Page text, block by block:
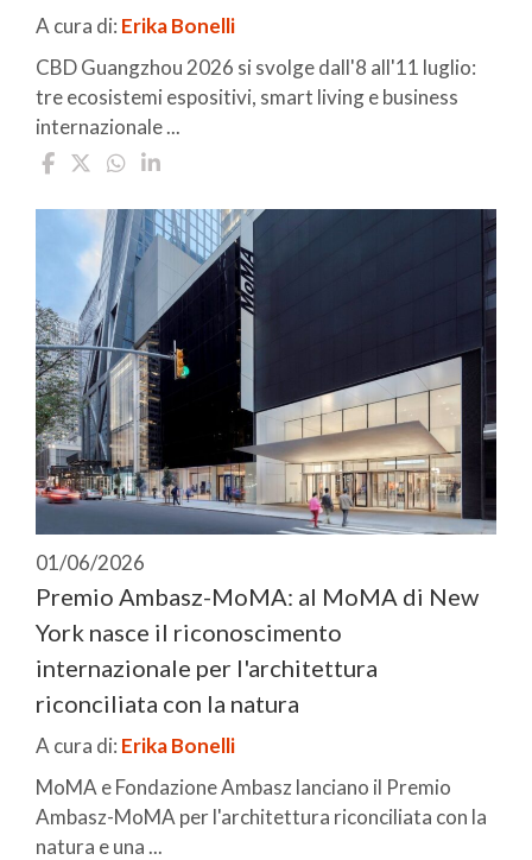
A cura di: Erika Bonelli
CBD Guangzhou 2026 si svolge dall'8 all'11 luglio:
tre ecosistemi espositivi, smart living e business
internazionale ...
01/06/2026
Premio Ambasz-MoMA: al MoMA di New
York nasce il riconoscimento
internazionale per l'architettura
riconciliata con la natura
A cura di: Erika Bonelli
MoMA e Fondazione Ambasz lanciano il Premio
Ambasz-MoMA per l'architettura riconciliata con la
natura e una ...